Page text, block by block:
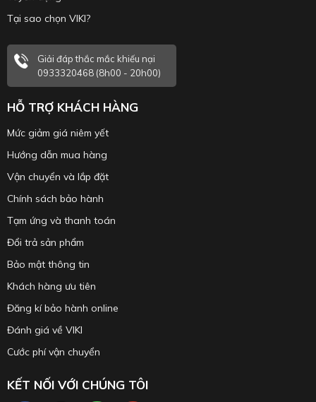
Tại sao chọn VIKI?
Giải đáp thắc mắc khiếu nại
0933320468 (8h00 - 20h00)
HỖ TRỢ KHÁCH HÀNG
Mức giảm giá niêm yết
Hướng dẫn mua hàng
Vận chuyển và lắp đặt
Chính sách bảo hành
Tạm ứng và thanh toán
Đổi trả sản phẩm
Bảo mật thông tin
Khách hàng ưu tiên
Đăng kí bảo hành online
Đánh giá về VIKI
Cước phí vận chuyển
KẾT NỐI VỚI CHÚNG TÔI